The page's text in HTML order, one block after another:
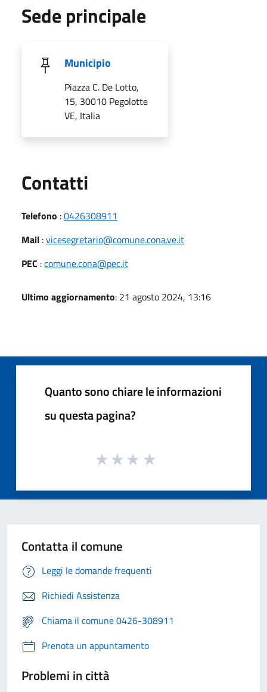
Sede principale
Municipio
Piazza C. De Lotto,
15, 30010 Pegolotte
VE, Italia
Contatti
Telefono :0426308911
Mail :vicesegretario@comune.cona.ve.it
PEC :comune.cona@pec.it
Ultimo aggiornamento: 21 agosto 2024, 13:16
Quanto sono chiare le informazioni
su questa pagina?
Contatta il comune
Leggi le domande frequenti
Richiedi Assistenza
Chiama il comune 0426-308911
Prenota un appuntamento
Problemi in città